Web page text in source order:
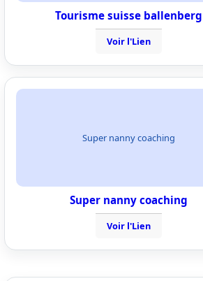
Tourisme suisse ballenberg
Voir l'Lien
Super nanny coaching
Super nanny coaching
Voir l'Lien